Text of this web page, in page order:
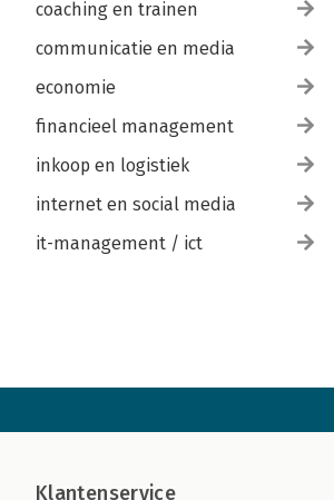
coaching en trainen
communicatie en media
economie
financieel management
inkoop en logistiek
internet en social media
it-management / ict
Klantenservice